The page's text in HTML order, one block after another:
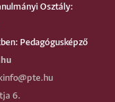
Osztály:
Pedagógusképző
6.